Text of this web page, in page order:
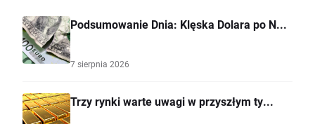
Podsumowanie Dnia: Klęska Dolara po N...
7 sierpnia 2026
Trzy rynki warte uwagi w przyszłym ty...